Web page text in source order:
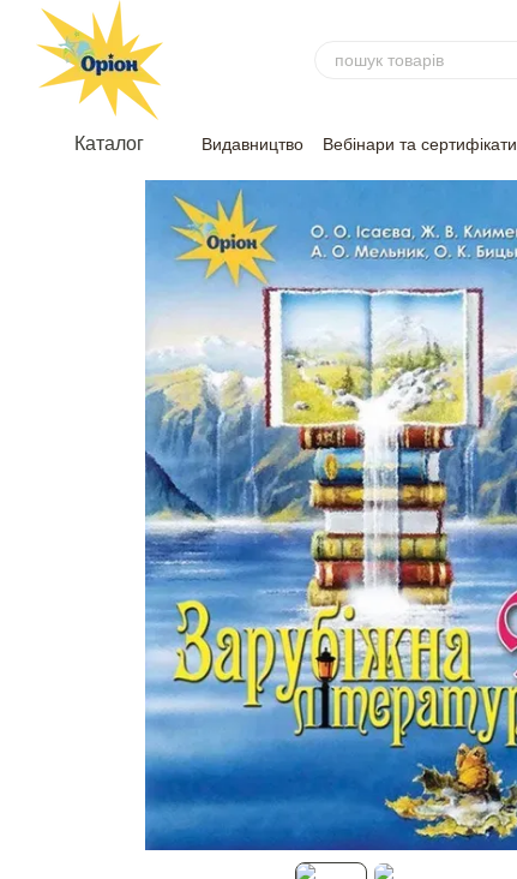
Перейти до основного контенту
Каталог Видавництво Вебінари та сертифікати